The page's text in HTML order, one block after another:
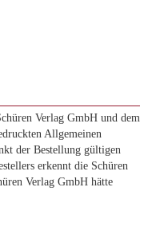
Verlag GmbH und dem
Allgemeinen
der Bestellung gültigen
erkennt die Schüren
Verlag GmbH hätte